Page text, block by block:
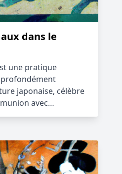
dans le
une pratique
japonaise, célèbre
avec…